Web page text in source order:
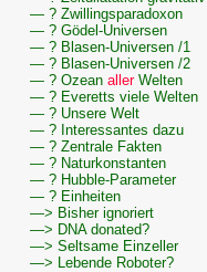
— ? Zwillingsparadoxon
— ? Gödel-Universen
— ? Blasen-Universen /1
— ? Blasen-Universen /2
— ? Ozean allerWelten
— ? Everetts viele Welten
— ? Unsere Welt
— ? Interessantes dazu
— ? Zentrale Fakten
— ? Naturkonstanten
— ? Hubble-Parameter
— ? Einheiten
—> Bisher ignoriert
—> DNA donated?
—> Seltsame Einzeller
—> Lebende Roboter?